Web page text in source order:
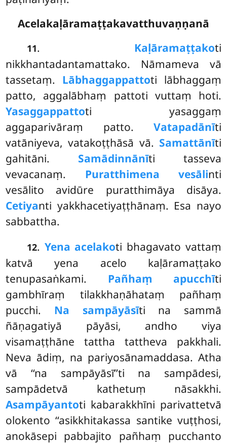
Acelakaḷāramaṭṭakavatthuvaṇṇanā
11. Kaḷāramaṭṭakoti
nikkhantadantamattako. Nāmameva vā
tassetaṃ. Lābhaggappattoti lābhaggaṃ
patto, aggalābhaṃ pattoti vuttaṃ hoti.
Yasaggappattoti yasaggaṃ
aggaparivāraṃ patto. Vatapadānīti
vatāniyeva, vatakoṭṭhāsā vā. Samattānīti
gahitāni. Samādinnānīti tasseva
vevacanaṃ. Puratthimena vesālinti
vesālito avidūre puratthimāya disāya.
Cetiyanti yakkhacetiyaṭṭhānaṃ. Esa nayo
sabbattha.
12. Yena acelakoti bhagavato vattaṃ
katvā yena acelo kaḷāramaṭṭako
tenupasaṅkami. Pañhaṃ apucchīti
gambhīraṃ tilakkhaṇāhataṃ pañhaṃ
pucchi. Na sampāyāsīti na sammā
ñāṇagatiyā pāyāsi, andho viya
visamaṭṭhāne tattha tattheva pakkhali.
Neva ādiṃ, na pariyosānamaddasa. Atha
vā ‘‘na sampāyāsī’’ti na sampādesi,
sampādetvā kathetuṃ nāsakkhi.
Asampāyantoti kabarakkhīni parivattetvā
olokento ‘‘asikkhitakassa santike vuṭṭhosi,
anokāsepi pabbajito pañhaṃ pucchanto